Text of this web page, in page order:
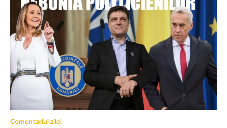
Comentariul zilei